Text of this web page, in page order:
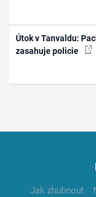
Útok v Tanvaldu:
zasahuje policie
Jak zhubnout